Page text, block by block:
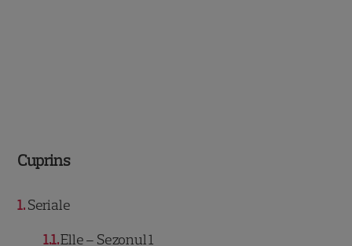
Cuprins
1 Seriale
1.1Elle – Sezonul 1